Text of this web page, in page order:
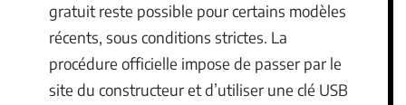
gratuit reste possible pour certains modèles
récents, sous conditions strictes. La
procédure officielle impose de passer par le
site du constructeur et d’utiliser une clé USB